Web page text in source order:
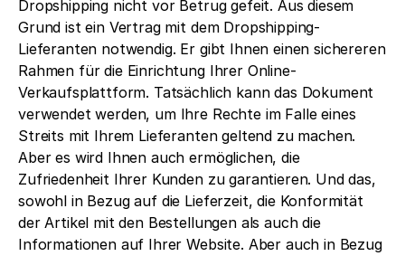
Dropshipping nicht vor Betrug gefeit. Aus diesem
Grund ist ein Vertrag mit dem Dropshipping-
Lieferanten notwendig. Er gibt Ihnen einen sichereren
Rahmen für die Einrichtung Ihrer Online-
Verkaufsplattform. Tatsächlich kann das Dokument
verwendet werden, um Ihre Rechte im Falle eines
Streits mit Ihrem Lieferanten geltend zu machen.
Aber es wird Ihnen auch ermöglichen, die
Zufriedenheit Ihrer Kunden zu garantieren. Und das,
sowohl in Bezug auf die Lieferzeit, die Konformität
der Artikel mit den Bestellungen als auch die
Informationen auf Ihrer Website. Aber auch in Bezug